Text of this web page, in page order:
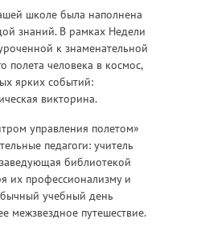
школе была наполнена
знаний. В рамках Недели
к знаменательной
полета человека в космос,
ярких событий:
викторина.
управления полетом»
педагоги: учитель
библиотекой
их профессионализму и
учебный день
межзвездное путешествие.